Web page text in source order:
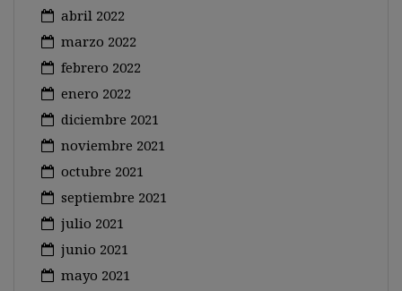
abril 2022
marzo 2022
febrero 2022
enero 2022
diciembre 2021
noviembre 2021
octubre 2021
septiembre 2021
julio 2021
junio 2021
mayo 2021